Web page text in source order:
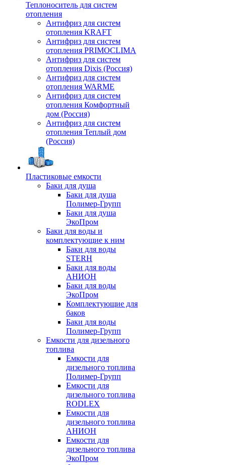
Теплоноситель для систем
отопления
Антифриз для систем
отопления KRAFT
Антифриз для систем
отопления PRIMOCLIMA
Антифриз для систем
отопления Dixis (Россия)
Антифриз для систем
отопления WARME
Антифриз для систем
отопления Комфортный
дом (Россия)
Антифриз для систем
отопления Теплый дом
(Россия)
Пластиковые емкости
Баки для душа
Баки для душа
Полимер-Групп
Баки для душа
ЭкоПром
Баки для воды и
комплектующие к ним
Баки для воды
STERH
Баки для воды
АНИОН
Баки для воды
ЭкоПром
Комплектующие для
баков
Баки для воды
Полимер-Групп
Емкости для дизельного
топлива
Емкости для
дизельного топлива
Полимер-Групп
Емкости для
дизельного топлива
RODLEX
Емкости для
дизельного топлива
АНИОН
Емкости для
дизельного топлива
ЭкоПром